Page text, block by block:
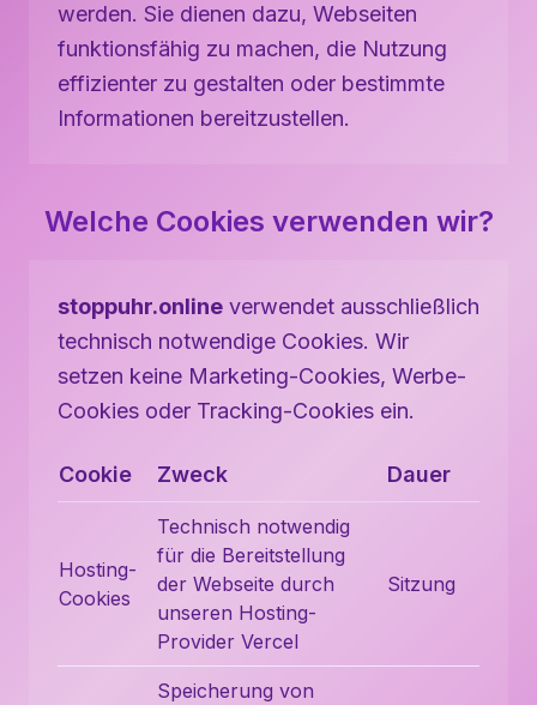
werden. Sie dienen dazu, Webseiten
funktionsfähig zu machen, die Nutzung
effizienter zu gestalten oder bestimmte
Informationen bereitzustellen.
Welche Cookies verwenden wir?
stoppuhr.online verwendet ausschließlich
technisch notwendige Cookies. Wir
setzen keine Marketing-Cookies, Werbe-
Cookies oder Tracking-Cookies ein.
Cookie Zweck Dauer
Hosting-
Cookies
Technisch notwendig
für die Bereitstellung
der Webseite durch
unseren Hosting-
Provider Vercel
Sitzung
Speicherung von